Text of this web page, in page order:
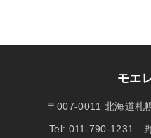
モエ
〒007-0011 北海道札
Tel: 011-790-1231